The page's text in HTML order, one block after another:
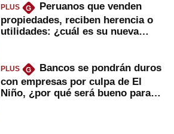
PLUS G
Peruanos que venden
propiedades, reciben herencia o
utilidades: ¿cuál es su nueva
PLUS G
Bancos se pondrán duros
con empresas por culpa de El
Niño, ¿por qué será bueno para